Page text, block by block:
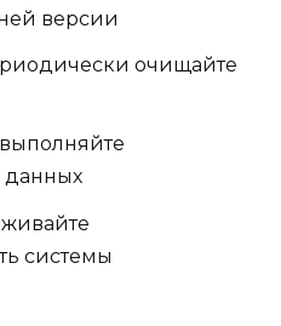
версии
очищайте
выполняйте
данных
системы